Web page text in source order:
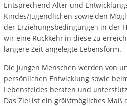
Entsprechend Alter und
Kindes/Jugendlichen sowie den
der Erziehungsbedingungen in der
wir eine Rückkehr in diese zu
längere Zeit angelegte Lebensform.
Die jungen Menschen werden von
persönlichen Entwicklung sowie
Lebensfeldes beraten und
Das Ziel ist ein größtmögliches Maß